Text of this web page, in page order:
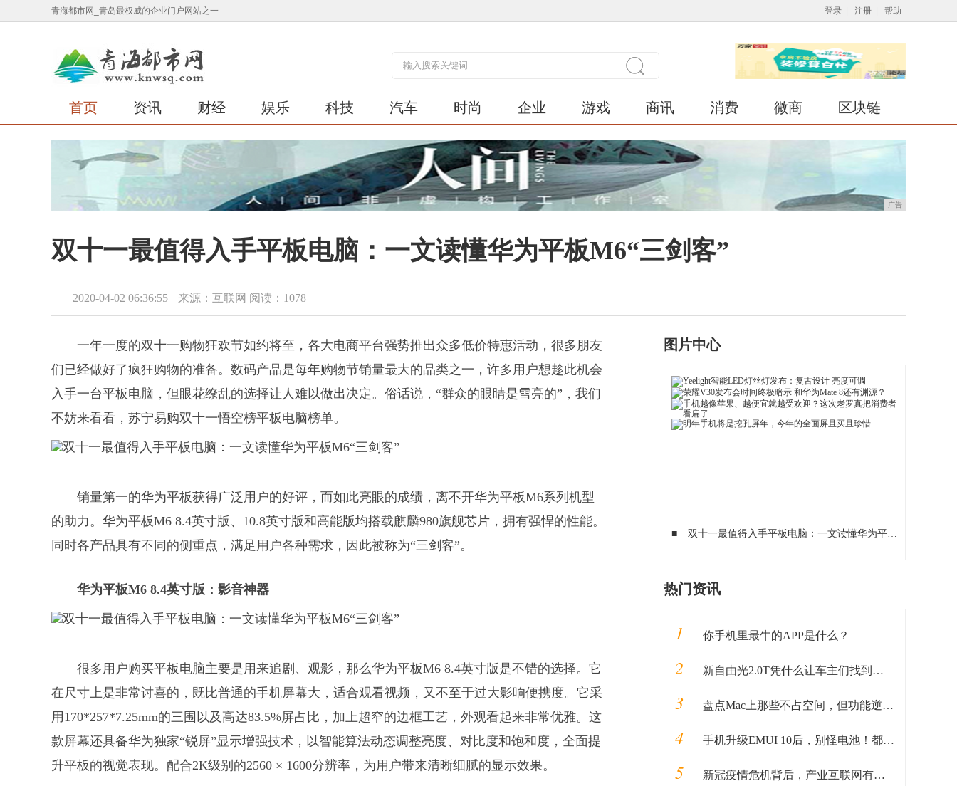
青海都市网_青岛最权威的企业门户网站之一 登录 注册 帮助
首页 资讯 财经 娱乐 科技 汽车 时尚 企业 游戏 商讯 消费 微商 区块链
广告
双十一最值得入手平板电脑：一文读懂华为平板M6“三剑客”
2020-04-02 06:36:55 来源：互联网 阅读：1078
一年一度的双十一购物狂欢节如约将至，各大电商平台强势推出众多低价特惠活动，很多朋友
们已经做好了疯狂购物的准备。数码产品是每年购物节销量最大的品类之一，许多用户想趁此机会
入手一台平板电脑，但眼花缭乱的选择让人难以做出决定。俗话说，“群众的眼睛是雪亮的”，我们
不妨来看看，苏宁易购双十一悟空榜平板电脑榜单。
销量第一的华为平板获得广泛用户的好评，而如此亮眼的成绩，离不开华为平板M6系列机型
的助力。华为平板M6 8.4英寸版、10.8英寸版和高能版均搭载麒麟980旗舰芯片，拥有强悍的性能。
同时各产品具有不同的侧重点，满足用户各种需求，因此被称为“三剑客”。
华为平板M6 8.4英寸版：影音神器
很多用户购买平板电脑主要是用来追剧、观影，那么华为平板M6 8.4英寸版是不错的选择。它
在尺寸上是非常讨喜的，既比普通的手机屏幕大，适合观看视频，又不至于过大影响便携度。它采
用170*257*7.25mm的三围以及高达83.5%屏占比，加上超窄的边框工艺，外观看起来非常优雅。这
款屏幕还具备华为独家“锐屏”显示增强技术，以智能算法动态调整亮度、对比度和饱和度，全面提
升平板的视觉表现。配合2K级别的2560 × 1600分辨率，为用户带来清晰细腻的显示效果。
图片中心
■ 双十一最值得入手平板电脑：一文读懂华为平板M6“三剑客”
热门资讯
1 你手机里最牛的APP是什么？
2 新自由光2.0T凭什么让车主们找到了诗与远方？
3 盘点Mac上那些不占空间，但功能逆天的小众软件APP
4 手机升级EMUI 10后，别怪电池！都是这些设置“惹的祸”！
5 新冠疫情危机背后，产业互联网有望转危为机 迎来新的发展窗口